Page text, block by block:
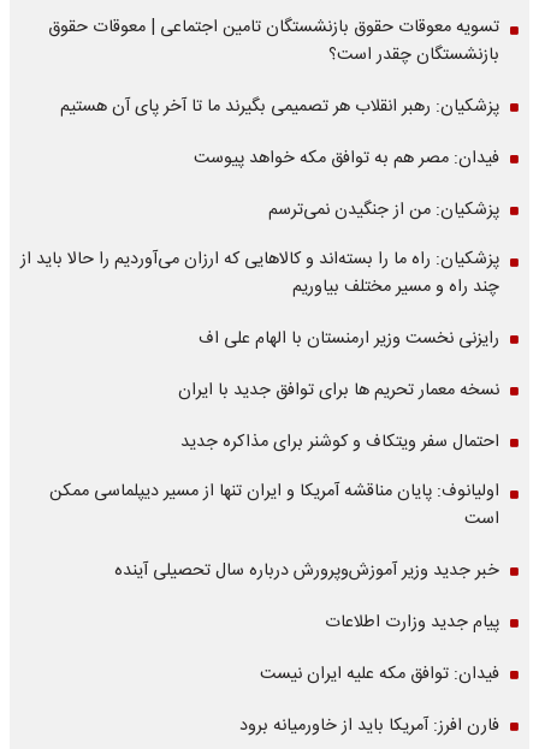
تسویه معوقات حقوق بازنشستگان تامین اجتماعی | معوقات حقوق
بازنشستگان چقدر است؟
پزشکیان: رهبر انقلاب هر تصمیمی بگیرند ما تا آخر پای آن هستیم
فیدان: مصر هم به توافق مکه خواهد پیوست
پزشکیان: من از جنگیدن نمی‌ترسم
پزشکیان: راه ما را بسته‌اند و کالاهایی که ارزان می‌آوردیم را حالا باید از
چند راه و مسیر مختلف بیاوریم
رایزنی نخست وزیر ارمنستان با الهام علی اف
نسخه معمار تحریم ها برای توافق جدید با ایران
احتمال سفر ویتکاف و کوشنر برای مذاکره جدید
اولیانوف: پایان مناقشه آمریکا و ایران تنها از مسیر دیپلماسی ممکن
است
خبر جدید وزیر آموزش‌وپرورش درباره سال تحصیلی آینده
پیام جدید وزارت اطلاعات
فیدان: توافق مکه علیه ایران نیست
فارن افرز: آمریکا باید از خاورمیانه برود